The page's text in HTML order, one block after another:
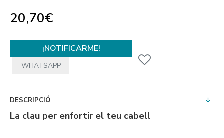
20,70€
¡NOTIFICARME!
WHATSAPP
DESCRIPCIÓ
La clau per enfortir el teu cabell